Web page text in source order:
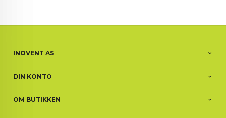
INOVENT AS
DIN KONTO
OM BUTIKKEN